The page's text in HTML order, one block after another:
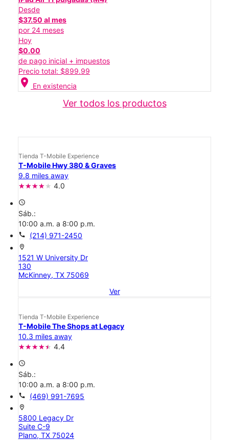
Desde
$37.50 al mes
por 24 meses
Hoy
$0.00
de pago inicial + impuestos
Precio total: $899.99
location_on En existencia
Ver todos los productos
Tienda T-Mobile Experience
T-Mobile Hwy 380 & Graves
9.8 miles away
4.0
access_time
Sáb.:
10:00 a.m. a 8:00 p.m.
call (214) 971-2450
location_on
1521 W University Dr
130
McKinney, TX 75069
Ver
Tienda T-Mobile Experience
T-Mobile The Shops at Legacy
10.3 miles away
4.4
access_time
Sáb.:
10:00 a.m. a 8:00 p.m.
call (469) 991-7695
location_on
5800 Legacy Dr
Suite C-9
Plano, TX 75024